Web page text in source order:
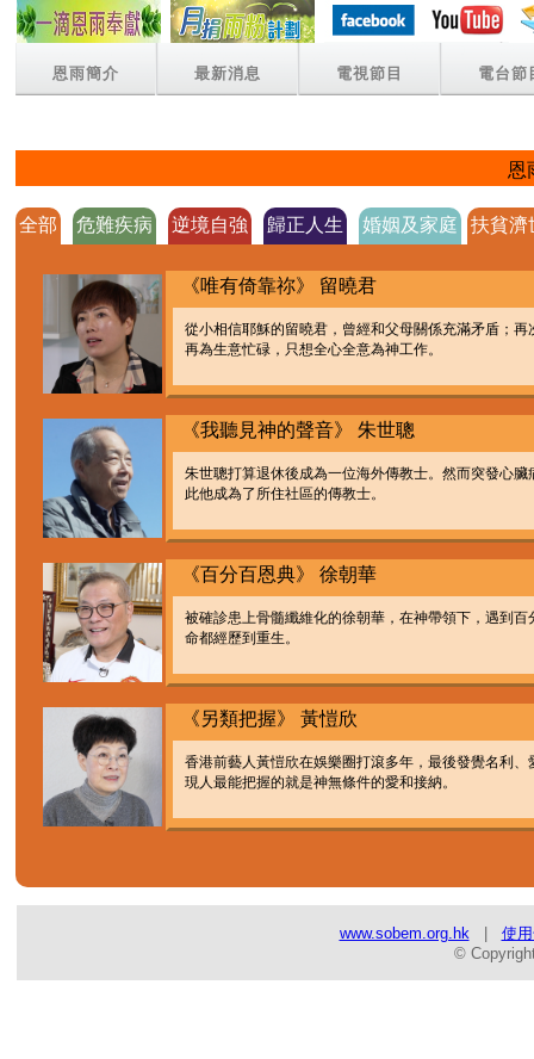
恩雨簡介 最新消息 電視節目 電台節
恩
全部 危難疾病 逆境自強 歸正人生 婚姻及家庭 扶貧濟
《唯有倚靠祢》 留曉君
從小相信耶穌的留曉君，曾經和父母關係充滿矛盾；
再為生意忙碌，只想全心全意為神工作。
《我聽見神的聲音》 朱世聰
朱世聰打算退休後成為一位海外傳教士。然而突發心
此他成為了所住社區的傳教士。
《百分百恩典》 徐朝華
被確診患上骨髓纖維化的徐朝華，在神帶領下，遇到
命都經歷到重生。
《另類把握》 黃愷欣
香港前藝人黃愷欣在娛樂圈打滾多年，最後發覺名利
現人最能把握的就是神無條件的愛和接納。
www.sobem.org.hk| 使
©